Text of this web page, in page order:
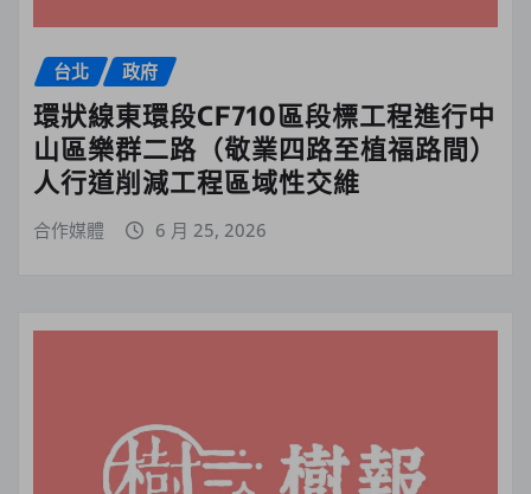
台北 政府
環狀線東環段CF710區段標工程進行中
山區樂群二路（敬業四路至植福路間）
人行道削減工程區域性交維
合作媒體 6 月 25, 2026